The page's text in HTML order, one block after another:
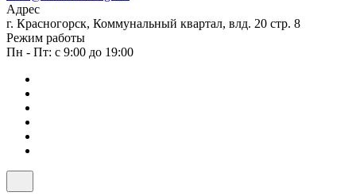
Адрес
г. Красногорск, Коммунальный квартал, влд. 20 стр. 8
Режим работы
Пн - Пт: с 9:00 до 19:00